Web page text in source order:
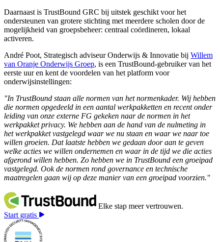
Daarnaast is TrustBound GRC bij uitstek geschikt voor het
ondersteunen van grotere stichting met meerdere scholen door de
mogelijkheid van groepsbeheer: centraal coördineren, lokaal
activeren.
André Poot, Strategisch adviseur Onderwijs & Innovatie bij Willem
van Oranje Onderwijs Groep, is een TrustBound-gebruiker van het
eerste uur en kent de voordelen van het platform voor
onderwijsinstellingen:
"In TrustBound staan alle normen van het normenkader. Wij hebben
die normen opgedeeld in een aantal werkpakketten en recent onder
leiding van onze externe FG gekeken naar de normen in het
werkpakket privacy. We hebben aan de hand van de nulmeting in
het werkpakket vastgelegd waar we nu staan en waar we naar toe
willen groeien. Dat laatste hebben we gedaan door aan te geven
welke acties we willen ondernemen en waar in de tijd we die acties
afgerond willen hebben. Zo hebben we in TrustBound een groeipad
vastgelegd. Ook de normen rond governance en technische
maatregelen gaan wij op deze manier van een groeipad voorzien."
Elke stap meer vertrouwen.
Start gratis